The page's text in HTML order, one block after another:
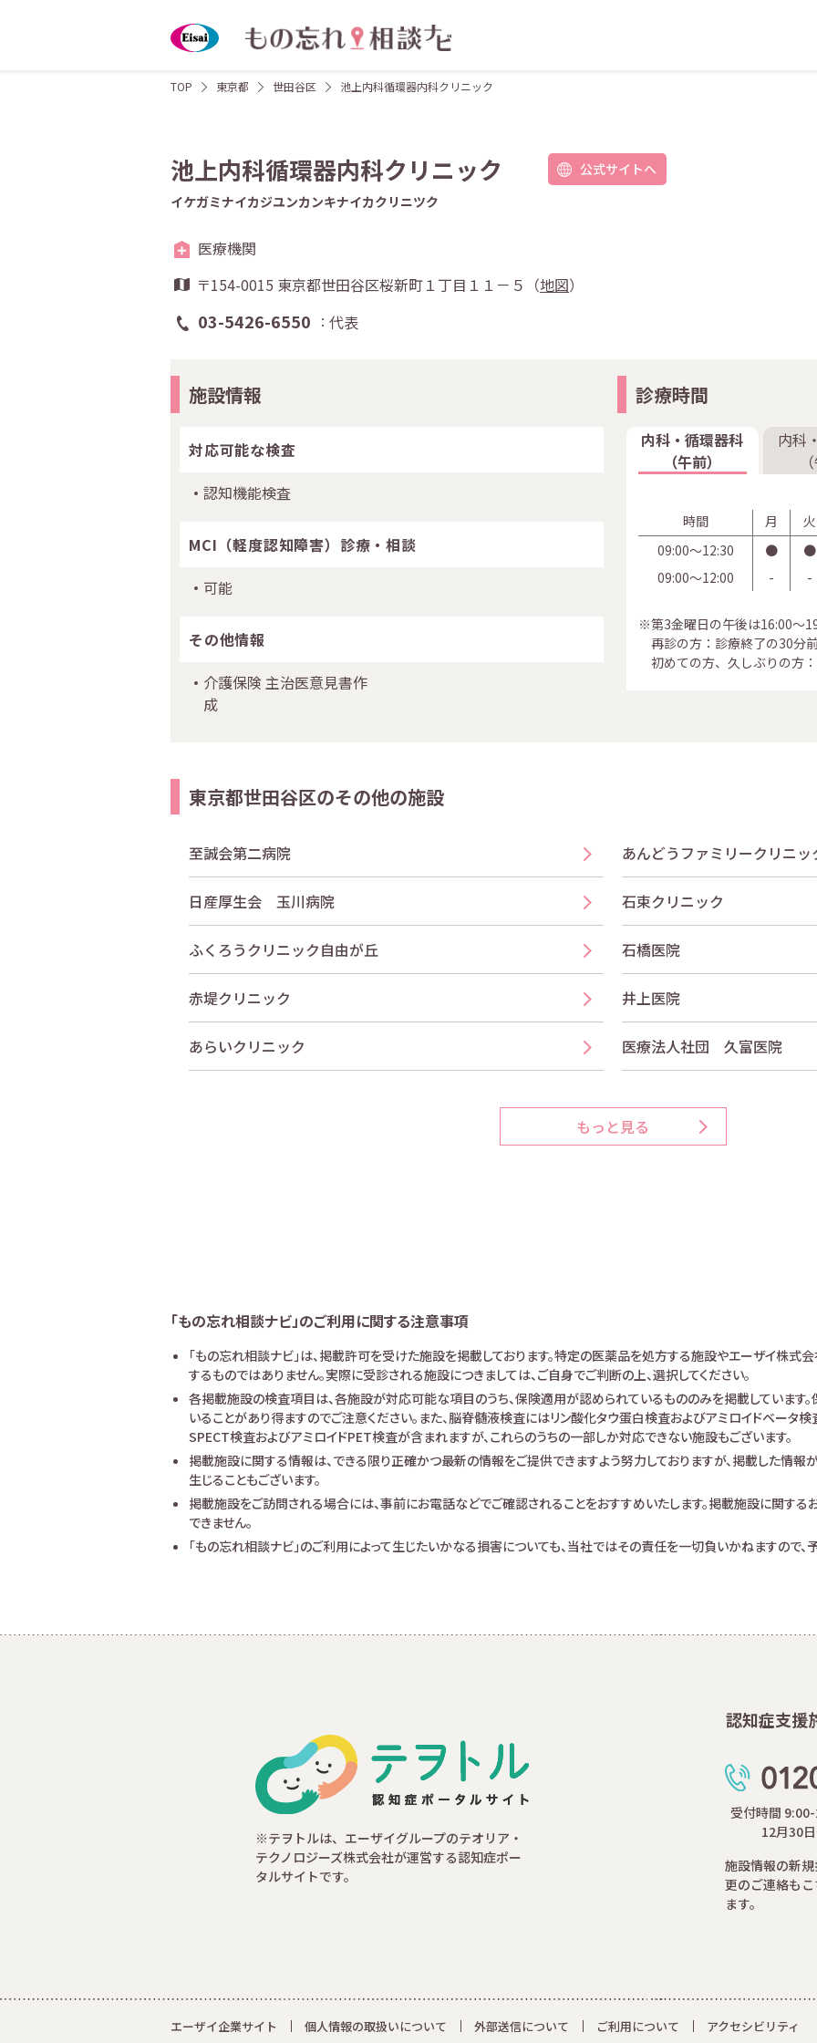
TOP 東京都 世田谷区 池上内科循環器内科クリニック
池上内科循環器内科クリニック
公式サイトへ
イケガミナイカジユンカンキナイカクリニツク
医療機関
〒154-0015 東京都世田谷区桜新町１丁目１１－５（地図）
03-5426-6550 代表
施設情報
対応可能な検査
認知機能検査
MCI（軽度認知障害）診療・相談
可能
その他情報
介護保険 主治医意見書作
成
診療時間
内科・循環器科
（午前）
内科
時間 月
火
09:00〜12:30
●
●
09:00〜12:00
- -
※第3金曜日の午後は16:00～
再診の方：診療終了の30分
初めての方、久しぶりの方
東京都世田谷区のその他の施設
至誠会第二病院
日産厚生会 玉川病院
ふくろうクリニック自由が丘
赤堤クリニック
あらいクリニック
あんどうファミリークリニッ
石束クリニック
石橋医院
井上医院
医療法人社団 久富医院
もっと見る
「もの忘れ相談ナビ」のご利用に関する注意事項
「もの忘れ相談ナビ」は、掲載許可を受けた施設を掲載しております。特定の医薬品を処方する施設やエーザイ株式会
するものではありません。実際に受診される施設につきましては、ご自身でご判断の上、選択してください。
各掲載施設の検査項目は、各施設が対応可能な項目のうち、保険適用が認められているもののみを掲載しています
いることがあり得ますのでご注意ください。また、脳脊髄液検査にはリン酸化タウ蛋白検査およびアミロイドベータ
SPECT検査およびアミロイドPET検査が含まれますが、これらのうちの一部しか対応できない施設もございます。
掲載施設に関する情報は、できる限り正確かつ最新の情報をご提供できますよう努力しておりますが、掲載した情
生じることもございます。
掲載施設をご訪問される場合には、事前にお電話などでご確認されることをおすすめいたします。掲載施設に関する
できません。
「もの忘れ相談ナビ」のご利用によって生じたいかなる損害についても、当社ではその責任を一切負いかねますので、
認知症支援
受付時間
12月30
施設情報の新
更のご連絡も
ます。
※テヲトルは、エーザイグループのテオリア・
テクノロジーズ株式会社が運営する認知症ポー
タルサイトです。
エーザイ企業サイト 個人情報の取扱いについて 外部送信について ご利用について アクセシビリティ